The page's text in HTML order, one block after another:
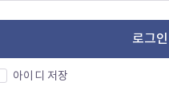
로그인
아이디 저장